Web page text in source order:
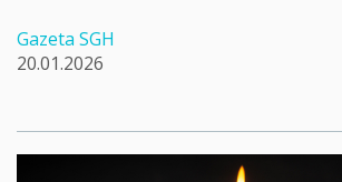
Gazeta SGH
20.01.2026